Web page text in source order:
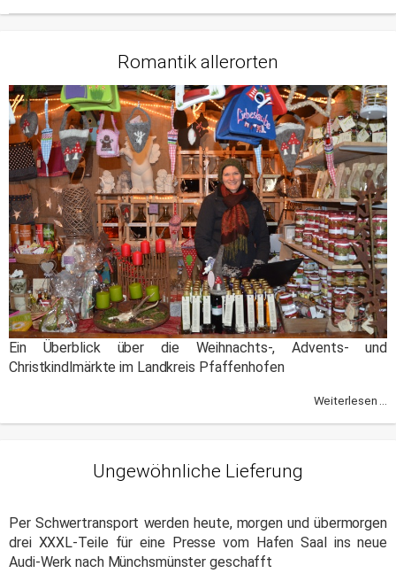
Romantik allerorten
Ein Überblick über die Weihnachts-, Advents- und
Christkindlmärkte im Landkreis Pfaffenhofen
Weiterlesen ...
Ungewöhnliche Lieferung
Per Schwertransport werden heute, morgen und übermorgen
drei XXXL-Teile für eine Presse vom Hafen Saal ins neue
Audi-Werk nach Münchsmünster geschafft